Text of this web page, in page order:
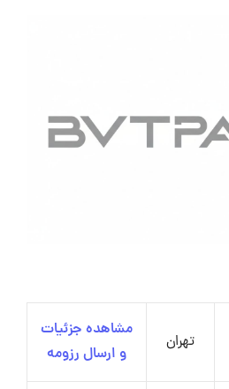
تهران
مشاهده جزئیات
و ارسال رزومه